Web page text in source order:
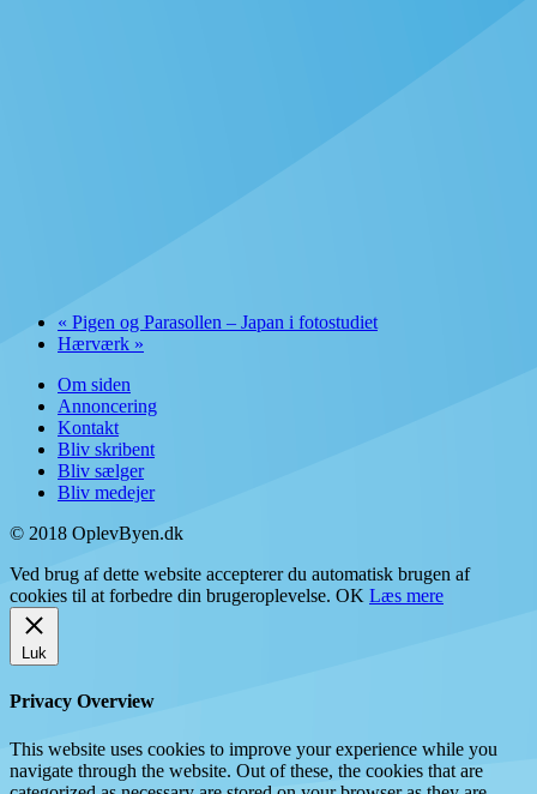
« Pigen og Parasollen – Japan i fotostudiet
Hærværk »
Om siden
Annoncering
Kontakt
Bliv skribent
Bliv sælger
Bliv medejer
© 2018 OplevByen.dk
Ved brug af dette website accepterer du automatisk brugen af
cookies til at forbedre din brugeroplevelse. OK Læs mere
Luk
Privacy Overview
This website uses cookies to improve your experience while you
navigate through the website. Out of these, the cookies that are